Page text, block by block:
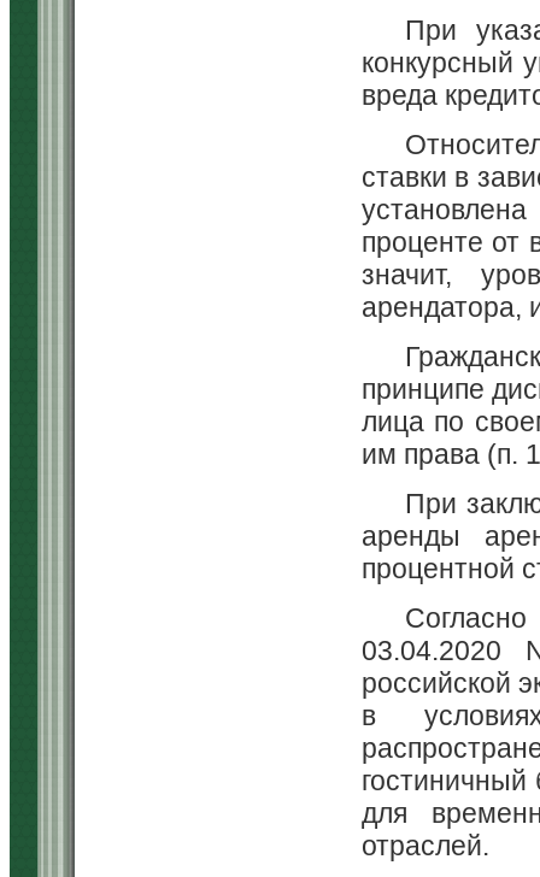
При
конкурсный
вреда
ставки в
проценте от
значит,
арендатора,
принципе
лица по
им права (п.
При
аренды
процентной
03.04.2020
российской
в
гостиничный
для
отраслей.